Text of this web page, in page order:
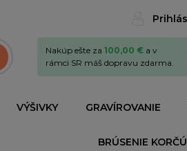
Nakúp ešte za 100,00 € a v
rámci SR máš dopravu zdarma.
VÝŠIVKY GRAVÍROVANIE
BRÚSENIE